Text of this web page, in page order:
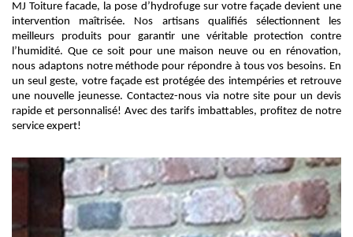
MJ Toiture facade, la pose d’hydrofuge sur votre façade devient une
intervention maîtrisée. Nos artisans qualifiés sélectionnent les
meilleurs produits pour garantir une véritable protection contre
l’humidité. Que ce soit pour une maison neuve ou en rénovation,
nous adaptons notre méthode pour répondre à tous vos besoins. En
un seul geste, votre façade est protégée des intempéries et retrouve
une nouvelle jeunesse. Contactez-nous via notre site pour un devis
rapide et personnalisé! Avec des tarifs imbattables, profitez de notre
service expert!